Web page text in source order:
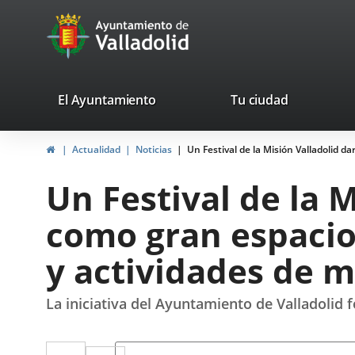
Portal
Web
Ayuntamiento
de
valladolid.es
El Ayuntamiento Tu ciudad
HomeActualidad Noticias Un Festival de la Misión Valladolid
Un Festival de la
como gran
y actividades de
La iniciativa del Ayuntamiento de Valladolid